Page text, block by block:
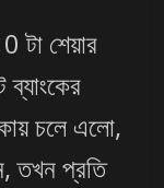
টা শেয়ার
চলে এলো,
তখন প্রতি